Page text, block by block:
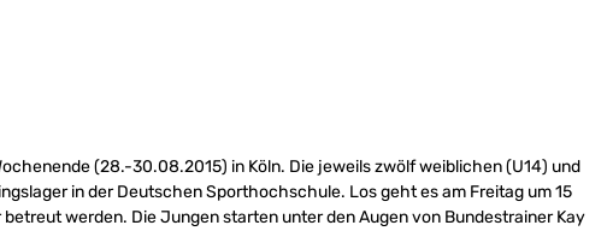
(28.-30.08.2015) in Köln. Die jeweils zwölf weiblichen (U14) und
in der Deutschen Sporthochschule. Los geht es am Freitag um 15
werden. Die Jungen starten unter den Augen von Bundestrainer Kay